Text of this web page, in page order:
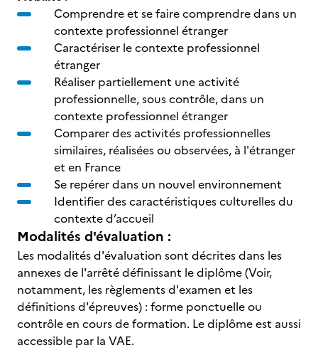
Comprendre et se faire comprendre dans un
contexte professionnel étranger
Caractériser le contexte professionnel
étranger
Réaliser partiellement une activité
professionnelle, sous contrôle, dans un
contexte professionnel étranger
Comparer des activités professionnelles
similaires, réalisées ou observées, à l'étranger
et en France
Se repérer dans un nouvel environnement
Identifier des caractéristiques culturelles du
contexte d’accueil
Modalités d'évaluation :
Les modalités d'évaluation sont décrites dans les
annexes de l'arrêté définissant le diplôme (Voir,
notamment, les règlements d'examen et les
définitions d'épreuves) : forme ponctuelle ou
contrôle en cours de formation. Le diplôme est aussi
accessible par la VAE.